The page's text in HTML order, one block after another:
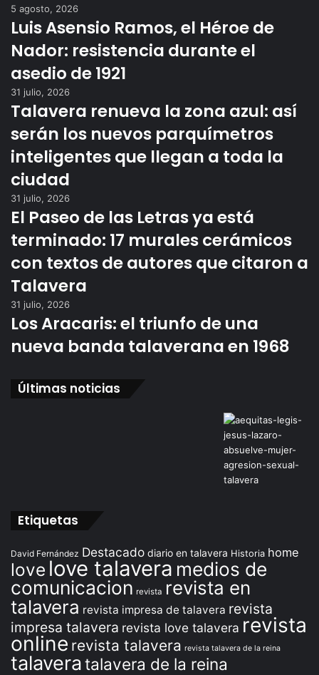
5 agosto, 2026
Luis Asensio Ramos, el Héroe de
Nador: resistencia durante el
asedio de 1921
31 julio, 2026
Talavera renueva la zona azul: así
serán los nuevos parquímetros
inteligentes que llegan a toda la
ciudad
31 julio, 2026
El Paseo de las Letras ya está
terminado: 17 murales cerámicos
con textos de autores que citaron a
Talavera
31 julio, 2026
Los Aracaris: el triunfo de una
nueva banda talaverana en 1968
Últimas noticias
Etiquetas
David Fernández Destacado diario en talavera Historia home
love love talavera medios de
comunicacion revista revista en
talavera revista impresa de talavera revista
impresa talavera revista love talavera revista
online revista talavera revista talavera de la reina
talaveratalavera de la reina